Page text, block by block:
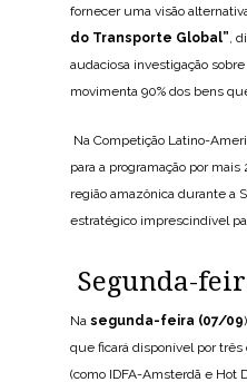
fornecer uma visão
do Transporte Global”,
audaciosa investigação
movimenta 90% dos bens
Na Competição Latino-
para a programação por
região amazônica durante a
estratégico imprescindível
Segunda-
Na segunda-feira (07/09
que ficará disponível por
(como IDFA-Amsterdã e Hot